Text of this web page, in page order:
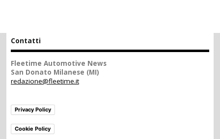
Contatti
Fleetime Automotive News
San Donato Milanese (MI)
redazione@fleetime.it
Privacy Policy
Cookie Policy